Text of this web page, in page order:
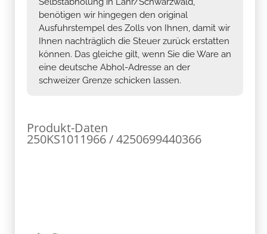
benötigen wir hingegen den original
Ausfuhrstempel des Zolls von Ihnen, damit wir
Ihnen nachträglich die Steuer zurück erstatten
können. Das gleiche gilt, wenn Sie die Ware an
eine deutsche Abhol-Adresse an der
schweizer Grenze schicken lassen.
Produkt-Daten
250KS1011966 / 4250699440366